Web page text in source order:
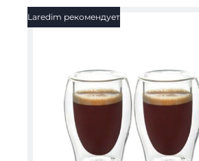
Laredim рекомендует